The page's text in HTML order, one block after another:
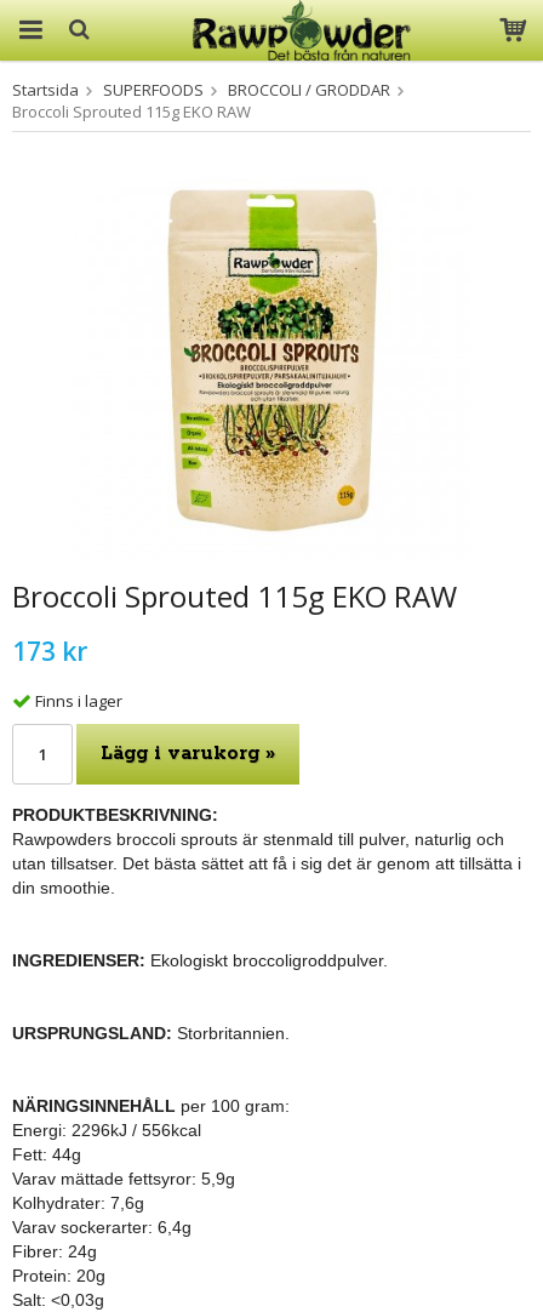
Produkten har blivit tillagd i
Startsida SUPERFOODS
BROCCOLI / GRODDAR
Broccoli Sprouted 115g EKO RAW
Broccoli Sprouted 115g EKO RAW
173 kr
Finns i lager
Lägg i varukorg »
PRODUKTBESKRIVNING:
Rawpowders broccoli sprouts är stenmald till pulver, naturlig och
utan tillsatser. Det bästa sättet att få i sig det är genom att tillsätta i
din smoothie.
INGREDIENSER: Ekologiskt broccoligroddpulver.
URSPRUNGSLAND: Storbritannien
NÄRINGSINNEHÅLL per 100 gram:
Energi: 2296kJ / 556kcal
Fett: 44g
Varav mättade fettsyror: 5,9g
Kolhydrater: 7,6g
Varav sockerarter: 6,4g
Fibrer: 24g
Protein: 20g
Salt: <0,03g